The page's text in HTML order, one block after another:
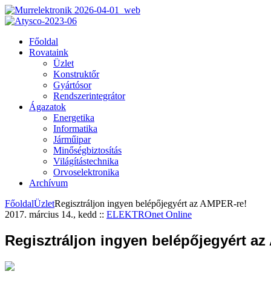
Főoldal
Rovataink
Üzlet
Konstruktőr
Gyártósor
Rendszerintegrátor
Ágazatok
Energetika
Informatika
Járműipar
Minőségbiztosítás
Világítástechnika
Orvoselektronika
Archívum
FőoldalÜzletRegisztráljon ingyen belépőjegyért az AMPER-re!
2017. március 14., kedd :: ELEKTROnet Online
Regisztráljon ingyen belépőjegyért az